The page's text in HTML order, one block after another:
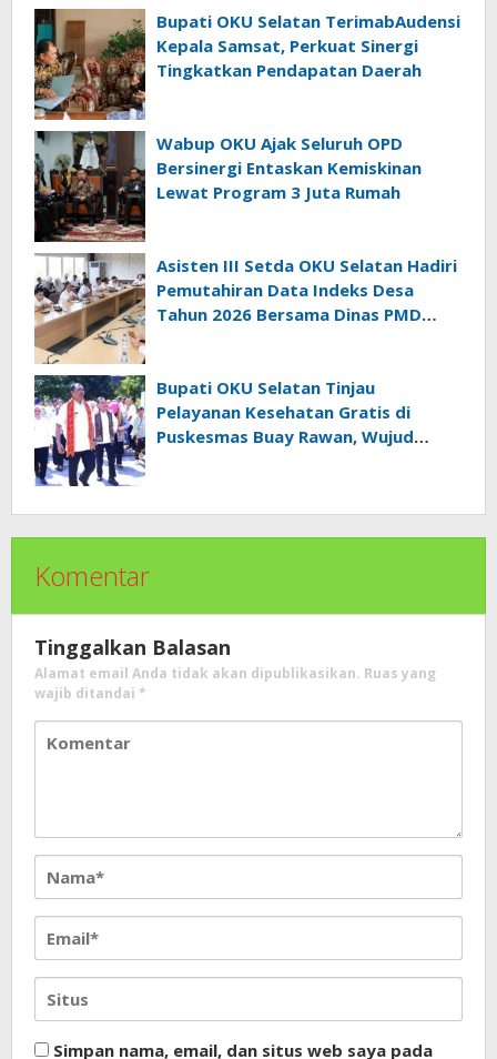
Bupati OKU Selatan TerimabAudensi
Kepala Samsat, Perkuat Sinergi
Tingkatkan Pendapatan Daerah
Wabup OKU Ajak Seluruh OPD
Bersinergi Entaskan Kemiskinan
Lewat Program 3 Juta Rumah
Asisten III Setda OKU Selatan Hadiri
Pemutahiran Data Indeks Desa
Tahun 2026 Bersama Dinas PMD
Bupati OKU Selatan Tinjau
Pelayanan Kesehatan Gratis di
Puskesmas Buay Rawan, Wujud
Komentar
Tinggalkan Balasan
Alamat email Anda tidak akan dipublikasikan. Ruas yang
wajib ditandai *
Simpan nama, email, dan situs web saya pada